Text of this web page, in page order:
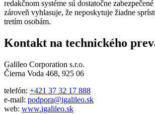
redakčnom systéme sú dostatočne
zároveň vyhlasuje, že neposkytuje žiadne
tretím osobám.
Kontakt na technického
Galileo Corporation s.r.o.
Čierna Voda 468, 925 06
telefón: +421 37 32 17 888
e-mail: podpora@igalileo.sk
web: www.igalileo.sk